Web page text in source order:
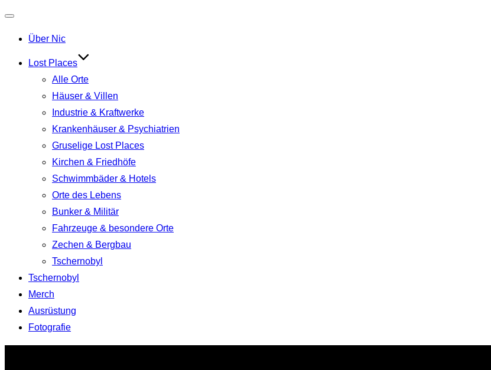
umschalten
Über Nic
Lost Places
Alle Orte
Häuser & Villen
Industrie & Kraftwerke
Krankenhäuser & Psychiatrien
Gruselige Lost Places
Kirchen & Friedhöfe
Schwimmbäder & Hotels
Orte des Lebens
Bunker & Militär
Fahrzeuge & besondere Orte
Zechen & Bergbau
Tschernobyl
Tschernobyl
Merch
Ausrüstung
Fotografie